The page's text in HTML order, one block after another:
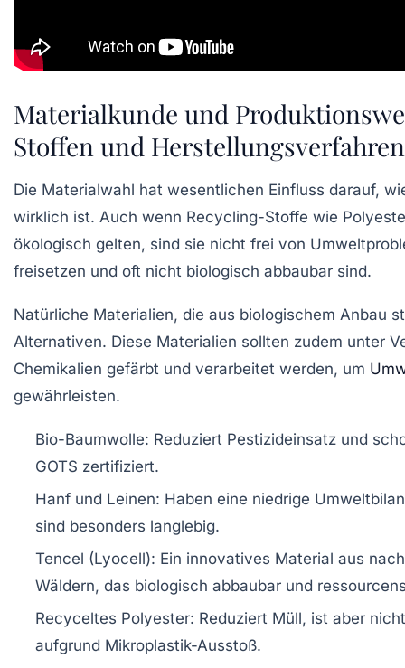
Materialkunde und
Stoffen und
Die Materialwahl hat wesentlichen Einfluss darauf,
wirklich ist. Auch wenn Recycling-Stoffe wie
ökologisch gelten, sind sie nicht frei von
freisetzen und oft nicht biologisch abbaubar sind.
Natürliche Materialien, die aus biologischem Anbau
Alternativen. Diese Materialien sollten zudem unter
Chemikalien gefärbt und verarbeitet werden, um
gewährleisten.
Bio-Baumwolle: Reduziert Pestizideinsatz und
GOTS zertifiziert.
Hanf und Leinen: Haben eine niedrige
sind besonders langlebig.
Tencel (Lyocell): Ein innovatives Material aus
Wäldern, das biologisch abbaubar und
Recyceltes Polyester: Reduziert Müll, ist aber
aufgrund Mikroplastik-Ausstoß.